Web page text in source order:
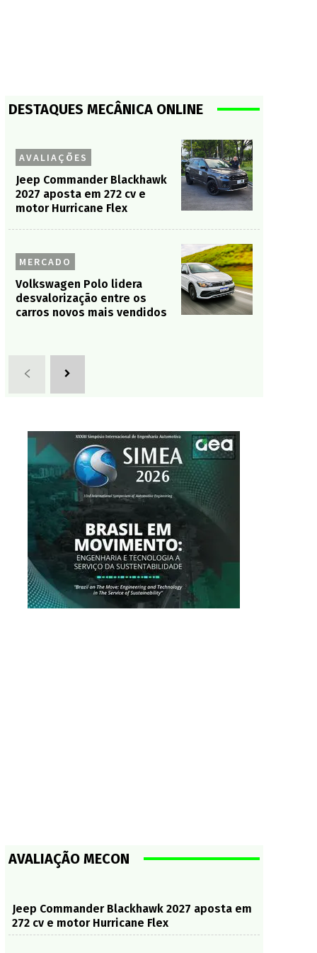
DESTAQUES MECÂNICA ONLINE
AVALIAÇÕES
Jeep Commander Blackhawk
2027 aposta em 272 cv e
motor Hurricane Flex
MERCADO
Volkswagen Polo lidera
desvalorização entre os
carros novos mais vendidos
AVALIAÇÃO MECON
Jeep Commander Blackhawk 2027 aposta em
272 cv e motor Hurricane Flex